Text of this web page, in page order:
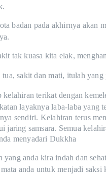
badan pada akhirnya akan
tak kuasa kita elak,
tua, sakit dan mati, itulah yang
kelahiran terikat dengan
layaknya laba-laba yang
sendiri. Kelahiran terus
jaring samsara. Semua
menyadari Dukkha
yang anda kira indah dan
anda untuk menjadi saksi